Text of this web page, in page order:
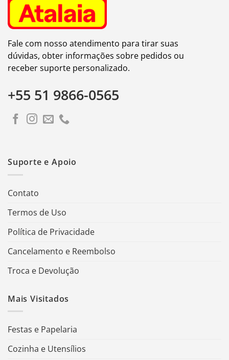
Fale com nosso atendimento para tirar suas
dúvidas, obter informações sobre pedidos ou
receber suporte personalizado.
+55 51 9866-0565
Suporte e Apoio
Contato
Termos de Uso
Política de Privacidade
Cancelamento e Reembolso
Troca e Devolução
Mais Visitados
Festas e Papelaria
Cozinha e Utensílios